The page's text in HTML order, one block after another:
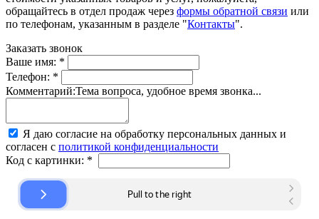
обращайтесь в отдел продаж через формы обратной связи или
по телефонам, указанным в разделе "Контакты".
Заказать звонок
Ваше имя: *
Телефон: *
Комментарий:Тема вопроса, удобное время звонка...
Я даю согласие на обработку персональных данных и
согласен с политикой конфиденциальности
Код с картинки: *